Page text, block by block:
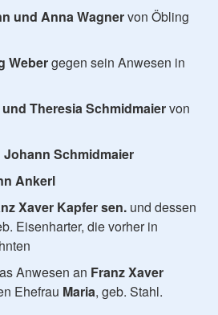
und Anna Wagnervon Öbling
Webergegen sein Anwesen in
Theresia Schmidmaiervon
Johann Schmidmaier
Ankerl
Xaver Kapfer sen. und dessen
Eisenharter, die vorher in
Anwesen an Franz Xaver
Ehefrau Maria, geb. Stahl.